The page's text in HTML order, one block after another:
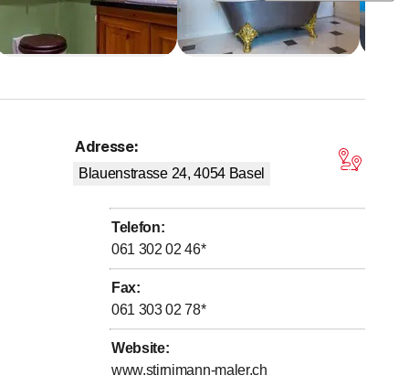
Baustelle.
eine Dienstleistung nicht, dann fragen Sie uns an!
uvm.)
5 Sternen
Adresse:
Blauenstrasse 24, 4054 Basel
Telefon:
061 302 02 46*
Fax:
061 303 02 78*
Website:
www.stirnimann-maler.ch